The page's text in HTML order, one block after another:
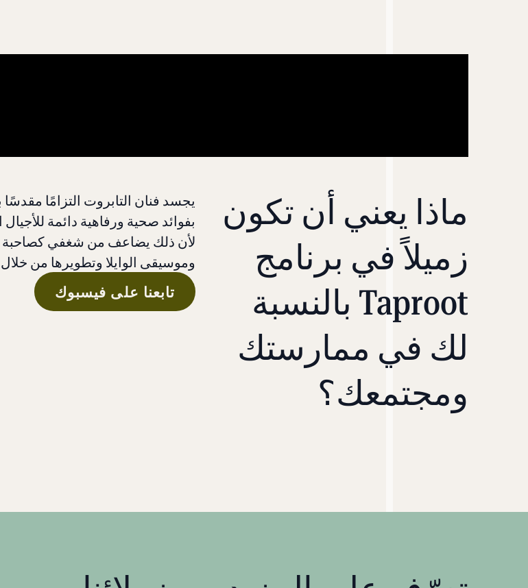
ماذا يعني أن تكون
زميلاً في برنامج
Taproot بالنسبة
لك في ممارستك
ومجتمعك؟
يجسد فنان التابروت التزامًا مقدسًا
بفوائد صحية ورفاهية دائمة
لأن ذلك يضاعف من شغفي كصاحبة
وموسيقى الوايلا وتطويرها من
تابعنا على فيسبوك